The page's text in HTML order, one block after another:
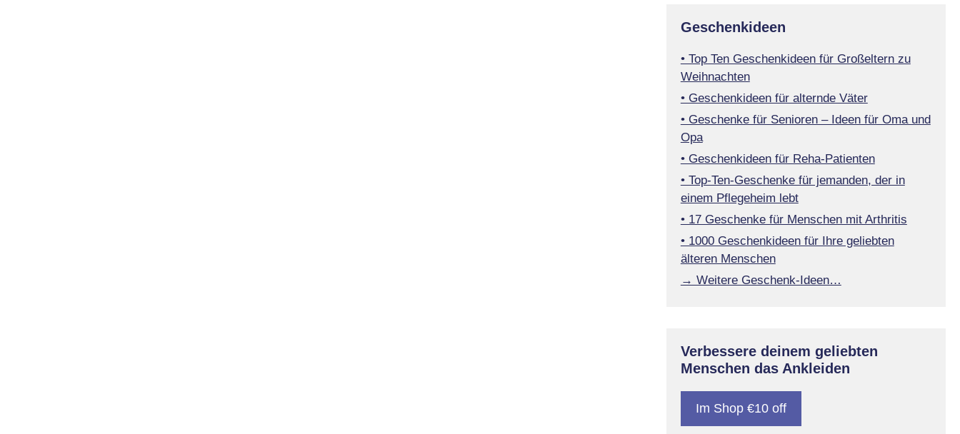
Geschenkideen
• Top Ten Geschenkideen für Großeltern zu
Weihnachten
• Geschenkideen für alternde Väter
• Geschenke für Senioren – Ideen für Oma und
Opa
• Geschenkideen für Reha-Patienten
• Top-Ten-Geschenke für jemanden, der in
einem Pflegeheim lebt
• 17 Geschenke für Menschen mit Arthritis
• 1000 Geschenkideen für Ihre geliebten
älteren Menschen
→ Weitere Geschenk-Ideen…
Verbessere deinem geliebten
Menschen das Ankleiden
Im Shop €10 off